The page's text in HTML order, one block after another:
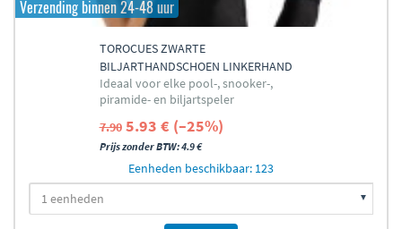
Verzending binnen 24-48 uur
TOROCUES ZWARTE
BILJARTHANDSCHOEN LINKERHAND
Ideaal voor elke pool-, snooker-,
piramide- en biljartspeler
7.90 5.93 € (–25%)
Prijs zonder BTW: 4.9 €
Eenheden beschikbaar: 123